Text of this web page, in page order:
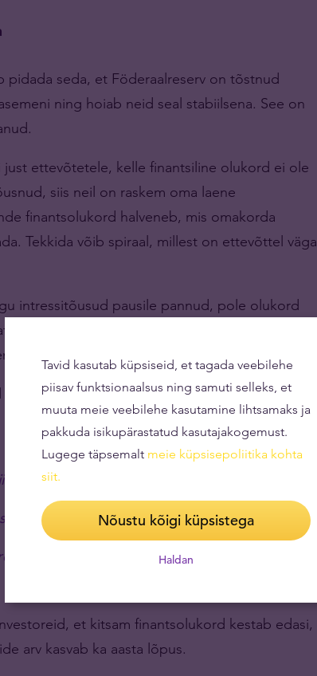
seda, et Föderaalreserv on tõstnud
ning hoiab neid seal stabiilsena. See on
ettevõtetele, kelle finantsiline olukord ei ole
siis neil on raskem oma laene
finantsolukord halveneb, mis omakorda
Tekkida võib spiraal, millest on ettevõttel väga
intressitõusud pausile pannud, pole olukord
intresside mõju ettevõtetele tihtipeale
ei muutu.
ütles aasta keskel:
aktsiaturud saavutasid oma põhja 2009.
aega pankrotte, vaatamata sellele, et
Raskusi on veel ees.“
et kitsam finantsolukord kestab edasi,
arv kasvab ka aasta lõpus.
Tavid kasutab küpsiseid, et tagada veebilehe
piisav funktsionaalsus ning samuti selleks, et
muuta meie veebilehe kasutamine lihtsamaks ja
pakkuda isikupärastatud kasutajakogemust.
Lugege täpsemalt meie küpsisepoliitika kohta
siit.
Nõustu kõigi küpsistega
Haldan